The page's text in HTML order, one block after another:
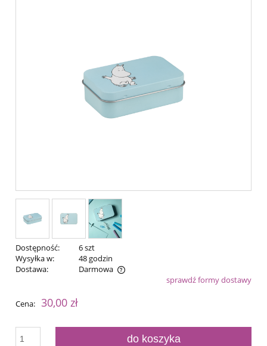
Dostępność:
6 szt
Wysyłka w:
48 godzin
Dostawa:
Darmowa
Cena nie zawiera ewentualnych kosztów płatnościsprawdź formy dostawy
Cena: 30,00 zł
do koszyka